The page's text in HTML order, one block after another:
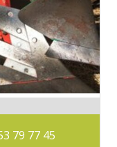
79 77 45